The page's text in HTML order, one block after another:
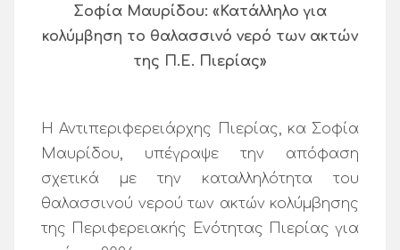
Σοφία Μαυρίδου: «Κατάλληλο για
κολύμβηση το θαλασσινό νερό των ακτών
της Π.E. Πιερίας»
Η Αντιπεριφερειάρχης Πιερίας, κα Σοφία
Μαυρίδου, υπέγραψε την απόφαση
σχετικά με την καταλληλότητα του
θαλασσινού νερού των ακτών κολύμβησης
της Περιφερειακής Ενότητας Πιερίας για